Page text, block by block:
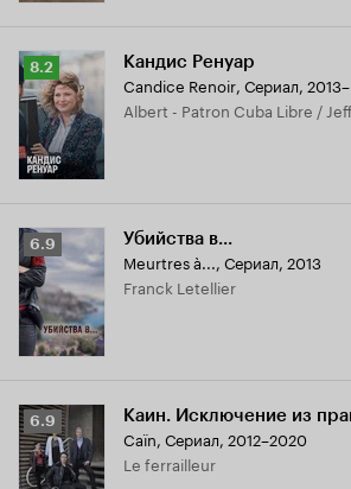
Рейтинг
Кинопоиска
8.2
8.2 Кандис Ренуар
Candice Renoir, Сериал,
Albert - Patron Cuba Libre / Jeff
Рейтинг
Кинопоиска
6.9
6.9 Убийства в...
Meurtres à..., Сериал, 2013
Franck Letellier
Рейтинг
Кинопоиска
6.9
6.9 Каин. Исключение из
Caïn, Сериал, 2012–2020
Le ferrailleur